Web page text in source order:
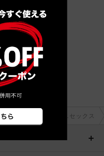
ンズ＋ボーイズ＋ユニセックス